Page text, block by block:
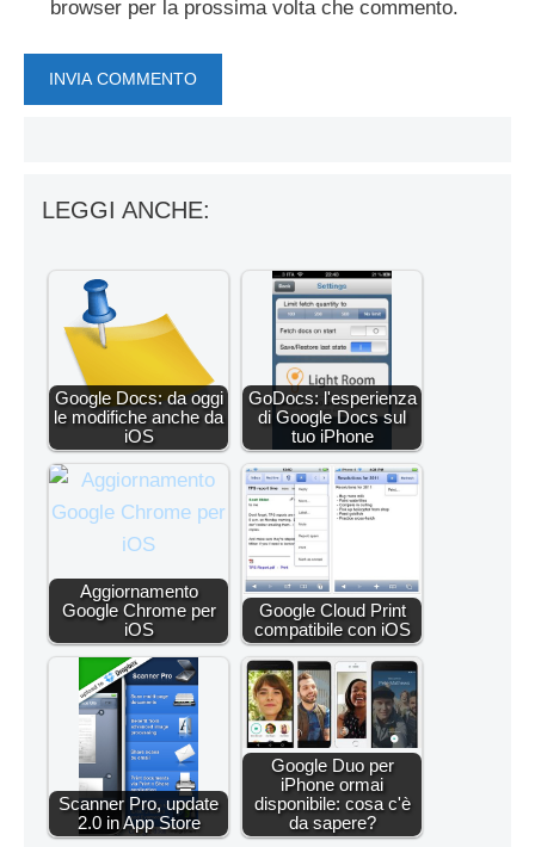
browser per la prossima volta che commento.
LEGGI ANCHE:
Google Docs: da oggi
le modifiche anche da
iOS
GoDocs: l'esperienza
di Google Docs sul
tuo iPhone
Aggiornamento
Google Chrome per
iOS
Google Cloud Print
compatibile con iOS
Scanner Pro, update
2.0 in App Store
Google Duo per
iPhone ormai
disponibile: cosa c'è
da sapere?